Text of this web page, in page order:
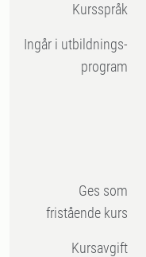
Kursspråk
Ingår i utbildnings-
program
Ges som
fristående kurs
Kursavgift